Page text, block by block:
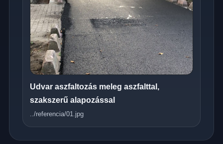
Udvar aszfaltozás meleg aszfalttal,
szakszerű alapozással
../referencia/01.jpg